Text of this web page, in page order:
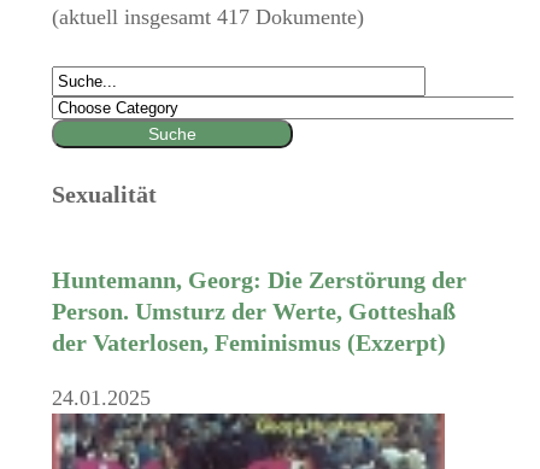
(aktuell insgesamt 417 Dokumente)
Sexualität
Huntemann, Georg: Die Zerstörung der
Person. Umsturz der Werte, Gotteshaß
der Vaterlosen, Feminismus (Exzerpt)
24.01.2025